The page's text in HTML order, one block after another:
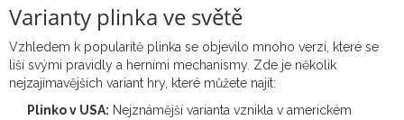
Varianty plinka ve světě
Vzhledem k popularitě plinka se objevilo mnoho verzí, které se
liší svými pravidly a herními mechanismy. Zde je několik
nejzajímavějších variant hry, které můžete najít:
Plinko v USA: Nejznámější varianta vznikla v americkém